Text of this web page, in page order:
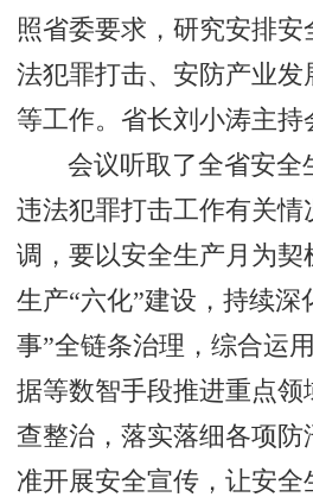
照省委要求，研究安排
法犯罪打击、安防产业发
等工作。省长刘小涛主持
会议听取了全省安全
违法犯罪打击工作有关情
调，要以安全生产月为契
生产“六化”建设，持续深
事”全链条治理，综合运
据等数智手段推进重点领
查整治，落实落细各项
准开展安全宣传，让安全